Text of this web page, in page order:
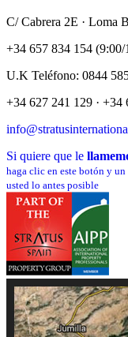
C/ Cabrera 2E · Loma
+34 657 834 154
U.K Teléfono: 0844
+34 627 241 129 · +34
Si quiere que le
haga clic en este botón y
usted lo antes posible